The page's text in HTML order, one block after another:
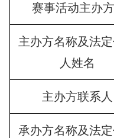
赛事活动主办
主办方名称及法
人姓名
主办方联系人
承办方名称及法